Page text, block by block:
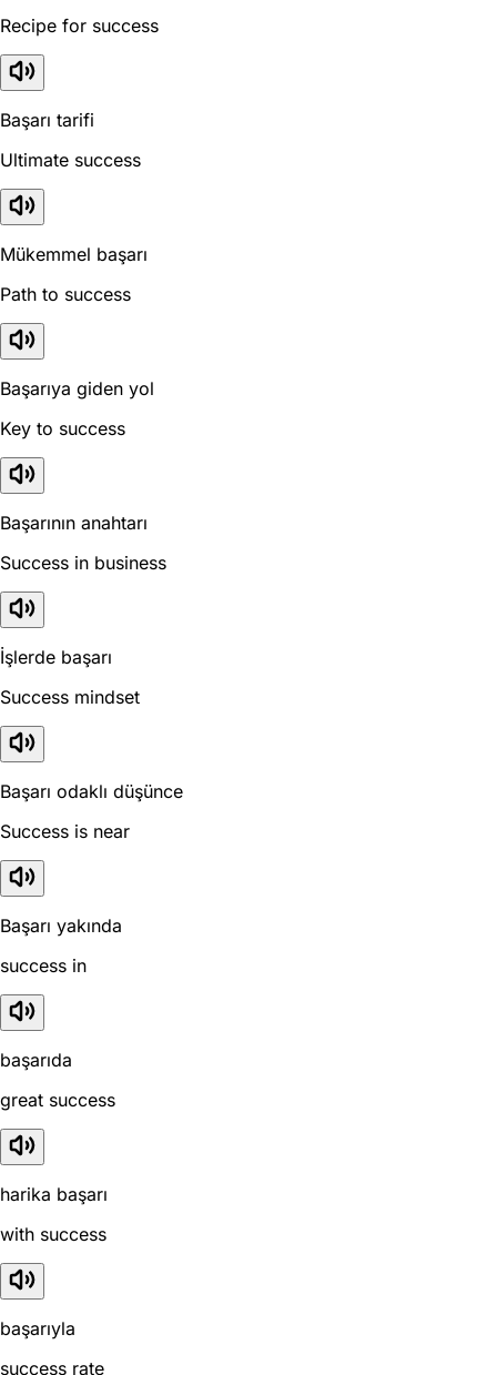
Recipe for success
Başarı tarifi
Ultimate success
Mükemmel başarı
Path to success
Başarıya giden yol
Key to success
Başarının anahtarı
Success in business
İşlerde başarı
Success mindset
Başarı odaklı düşünce
Success is near
Başarı yakında
success in
başarıda
great success
harika başarı
with success
başarıyla
success rate